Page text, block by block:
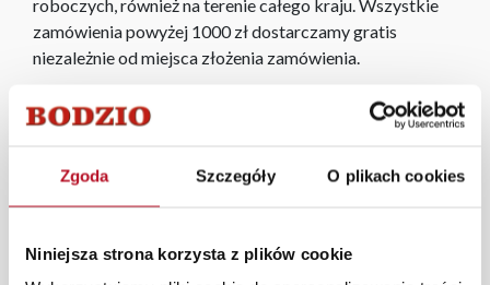
Zgoda Szczegóły O plikach cookies
Niniejsza strona korzysta z plików cookie
roboczych, również na terenie całego kraju. Wszystkie
zamówienia powyżej 1000 zł dostarczamy gratis
niezależnie od miejsca złożenia zamówienia.
Zdjęcia produktów mają charakter poglądowy.
Rzeczywiste kolory i struktura materiałów mogą różnić
monitora, rodzaju wyświetlacza i oświetlenia.
łóżko rozkładane|gabinet biurowy |szafka kuchenna